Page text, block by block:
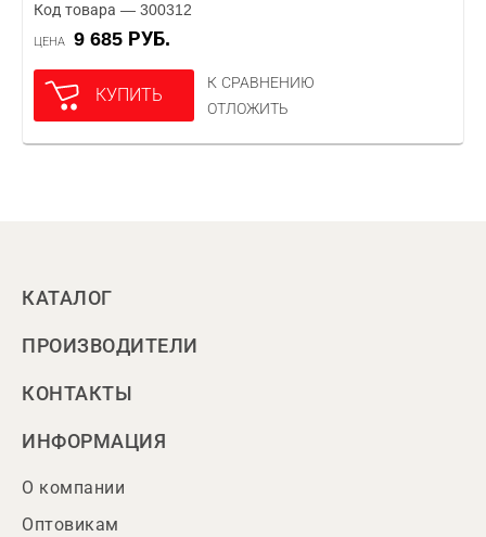
Код товара — 300312
ЦЕНА 9 685 РУБ.
КУПИТЬ
К СРАВНЕНИЮ
ОТЛОЖИТЬ
КАТАЛОГ
ПРОИЗВОДИТЕЛИ
КОНТАКТЫ
ИНФОРМАЦИЯ
О компании
Оптовикам